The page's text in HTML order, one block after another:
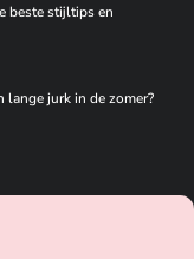
beste stijltips en
lange jurk in de zomer?